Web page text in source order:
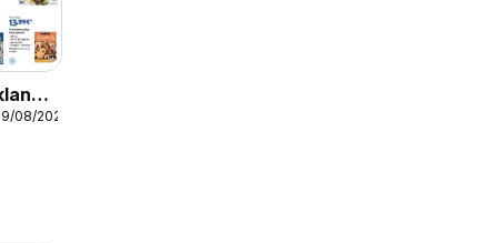
08/2026